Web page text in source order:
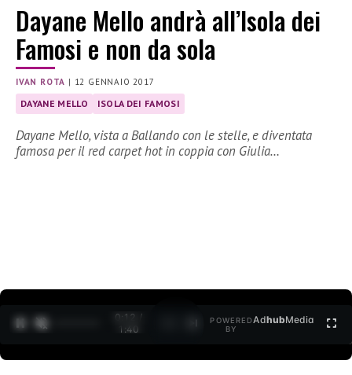
Dayane Mello andrà all’Isola dei
Famosi e non da sola
IVAN ROTA | 12 GENNAIO 2017
DAYANE MELLO ISOLA DEI FAMOSI
Dayane Mello, vista a Ballando con le stelle, e diventata
famosa per il red carpet hot in coppia con Giulia…
0:12 /
1:40
POWERED
BY
AdhubMedia